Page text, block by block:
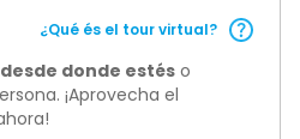
¿Qué és el tour virtual?
donde estés o
¡Aprovecha el